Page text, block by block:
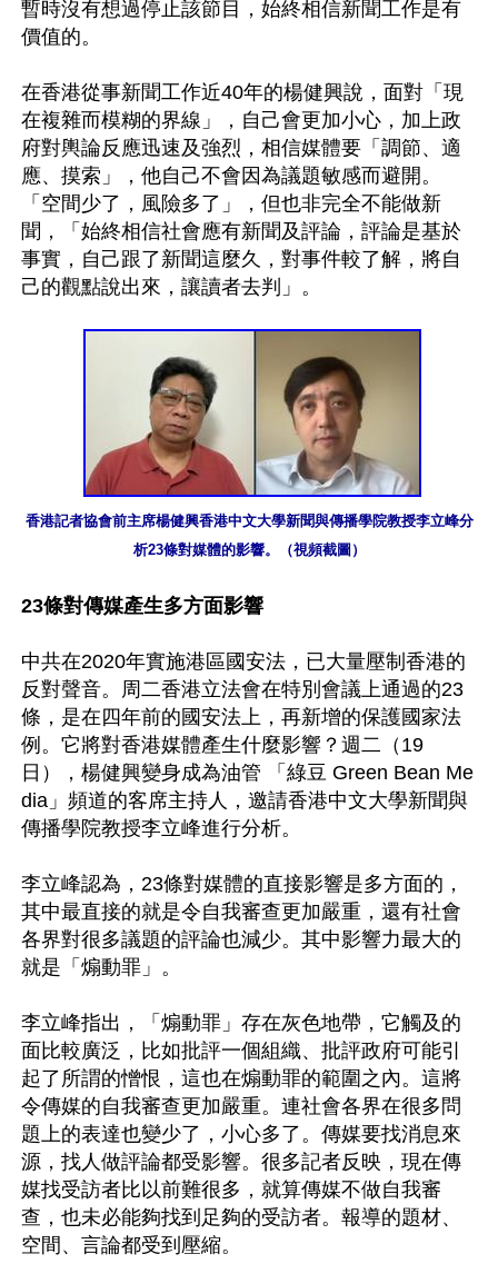
暫時沒有想過停止該節目，始終相信新聞工作是有
價值的。
在香港從事新聞工作近40年的楊健興說，面對「現
在複雜而模糊的界線」，自己會更加小心，加上政
府對輿論反應迅速及強烈，相信媒體要「調節、適
應、摸索」，他自己不會因為議題敏感而避開。
「空間少了，風險多了」，但也非完全不能做新
聞，「始終相信社會應有新聞及評論，評論是基於
事實，自己跟了新聞這麼久，對事件較了解，將自
己的觀點說出來，讓讀者去判」。
香港記者協會前主席楊健興香港中文大學新聞與傳播學院教授李立峰分
析23條對媒體的影響。（視頻截圖）
23條對傳媒產生多方面影響
中共在2020年實施港區國安法，已大量壓制香港的
反對聲音。周二香港立法會在特別會議上通過的23
條，是在四年前的國安法上，再新增的保護國家法
例。它將對香港媒體產生什麼影響？週二（19
日），楊健興變身成為油管 「綠豆 Green Bean Me
dia」頻道的客席主持人，邀請香港中文大學新聞與
傳播學院教授李立峰進行分析。
李立峰認為，23條對媒體的直接影響是多方面的，
其中最直接的就是令自我審查更加嚴重，還有社會
各界對很多議題的評論也減少。其中影響力最大的
就是「煽動罪」。
李立峰指出，「煽動罪」存在灰色地帶，它觸及的
面比較廣泛，比如批評一個組織、批評政府可能引
起了所謂的憎恨，這也在煽動罪的範圍之內。這將
令傳媒的自我審查更加嚴重。連社會各界在很多問
題上的表達也變少了，小心多了。傳媒要找消息來
源，找人做評論都受影響。很多記者反映，現在傳
媒找受訪者比以前難很多，就算傳媒不做自我審
查，也未必能夠找到足夠的受訪者。報導的題材、
空間、言論都受到壓縮。